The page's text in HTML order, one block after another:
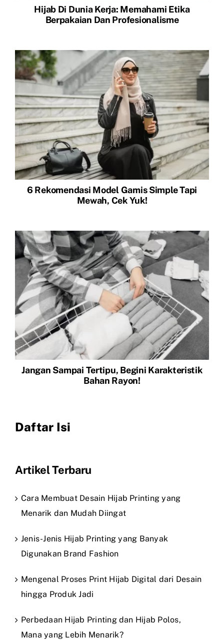
Hijab Di Dunia Kerja: Memahami Etika
Berpakaian Dan Profesionalisme
6 Rekomendasi Model Gamis Simple Tapi
Mewah, Cek Yuk!
Jangan Sampai Tertipu, Begini Karakteristik
Bahan Rayon!
Daftar Isi
Artikel Terbaru
Cara Membuat Desain Hijab Printing yang
Menarik dan Mudah Diingat
Jenis-Jenis Hijab Printing yang Banyak
Digunakan Brand Fashion
Mengenal Proses Print Hijab Digital dari Desain
hingga Produk Jadi
Perbedaan Hijab Printing dan Hijab Polos,
Mana yang Lebih Menarik?